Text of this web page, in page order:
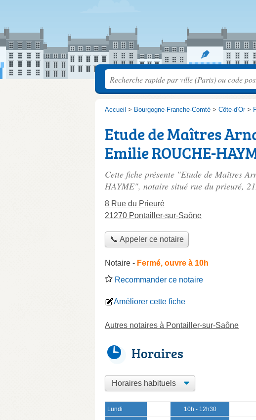
Accueil > Bourgogne-Franche-Comté > Côte-d'Or>
Etude de Maîtres
Emilie ROUCHE-
Cette fiche présente "Etude de Maîtres
HAYME", notaire situé rue du prieuré,
8 Rue du Prieuré
21270 Pontailler-sur-Saône
📞 Appeler ce notaire
Notaire - Fermé, ouvre à 10h
Recommander ce notaire
Améliorer cette fiche
Autres notaires à Pontailler-sur-Saône
Horaires
Lundi 10h - 12h30